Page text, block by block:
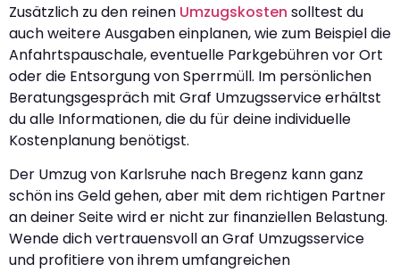
Zusätzlich zu den reinen Umzugskosten solltest du
auch weitere Ausgaben einplanen, wie zum Beispiel die
Anfahrtspauschale, eventuelle Parkgebühren vor Ort
oder die Entsorgung von Sperrmüll. Im persönlichen
Beratungsgespräch mit Graf Umzugsservice erhältst
du alle Informationen, die du für deine individuelle
Kostenplanung benötigst.
Der Umzug von Karlsruhe nach Bregenz kann ganz
schön ins Geld gehen, aber mit dem richtigen Partner
an deiner Seite wird er nicht zur finanziellen Belastung.
Wende dich vertrauensvoll an Graf Umzugsservice
und profitiere von ihrem umfangreichen